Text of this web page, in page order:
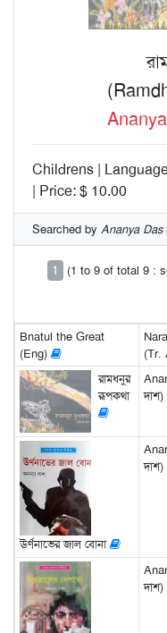
Childrens |
| Price: $ 10.00
Searched by Ananya Das
1 (1 to 9 of total 9 :
Bnatul the Great
(Eng)
(Tr.
রামধনুর
রূপকথা
দাশ)
ঊর্ণনাভের জাল বোনা
দাশ)
দাশ)